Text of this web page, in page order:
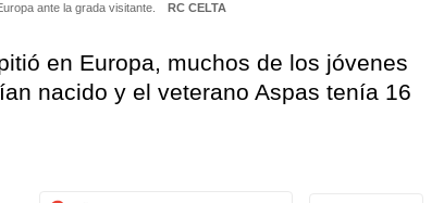
ante la grada visitante. RC CELTA
en Europa, muchos de los jóvenes
nacido y el veterano Aspas tenía 16